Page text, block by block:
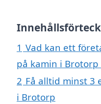
1 Vad kan ett
på kamin i
2 Få alltid minst 3
i Brotorp